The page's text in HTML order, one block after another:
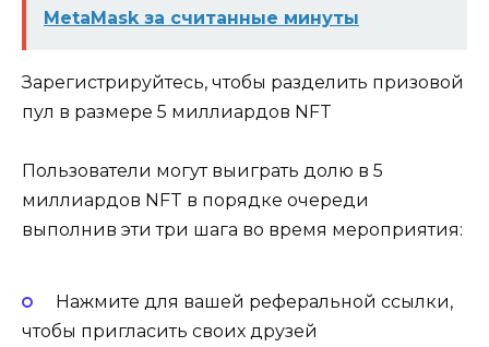
MetaMask за считанные минуты
Зарегистрируйтесь, чтобы разделить призовой
пул в размере 5 миллиардов NFT
Пользователи могут выиграть долю в 5
миллиардов NFT в порядке очереди
выполнив эти три шага во время мероприятия:
Нажмите для вашей реферальной ссылки,
чтобы пригласить своих друзей